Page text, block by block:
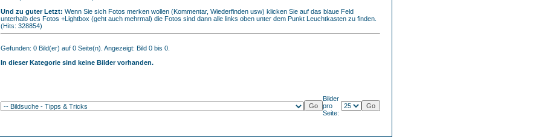
Und zu guter Letzt: Wenn Sie sich Fotos merken wollen (Kommentar, Wiederfinden usw) klicken Sie auf das blaue Feld
unterhalb des Fotos +Lightbox (geht auch mehrmal) die Fotos sind dann alle links oben unter dem Punkt Leuchtkasten zu finden.
(Hits: 328854)
Gefunden: 0 Bild(er) auf 0 Seite(n). Angezeigt: Bild 0 bis 0.
In dieser Kategorie sind keine Bilder vorhanden.
Bilder
pro
Seite: